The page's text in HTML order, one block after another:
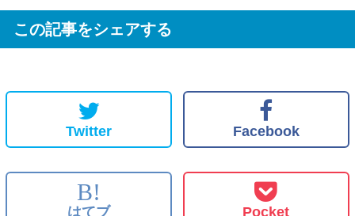
この記事をシェアする
Twitter Facebook
B!
はてブ Pocket